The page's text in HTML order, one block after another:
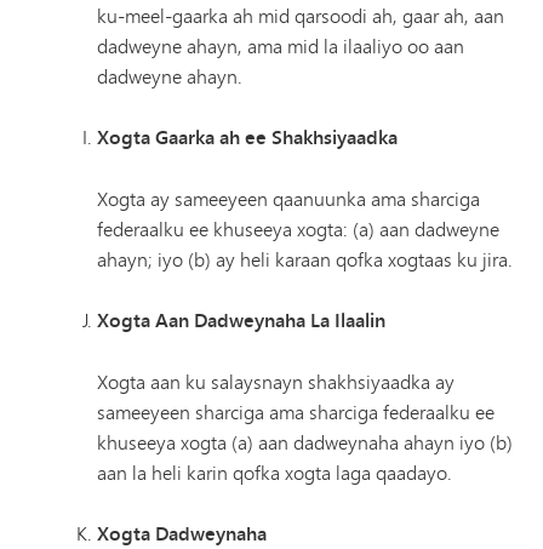
ku-meel-gaarka ah mid qarsoodi ah, gaar ah, aan
dadweyne ahayn, ama mid la ilaaliyo oo aan
dadweyne ahayn.
Xogta Gaarka ah ee Shakhsiyaadka
Xogta ay sameeyeen qaanuunka ama sharciga
federaalku ee khuseeya xogta: (a) aan dadweyne
ahayn; iyo (b) ay heli karaan qofka xogtaas ku jira.
Xogta Aan Dadweynaha La Ilaalin
Xogta aan ku salaysnayn shakhsiyaadka ay
sameeyeen sharciga ama sharciga federaalku ee
khuseeya xogta (a) aan dadweynaha ahayn iyo (b)
aan la heli karin qofka xogta laga qaadayo.
Xogta Dadweynaha